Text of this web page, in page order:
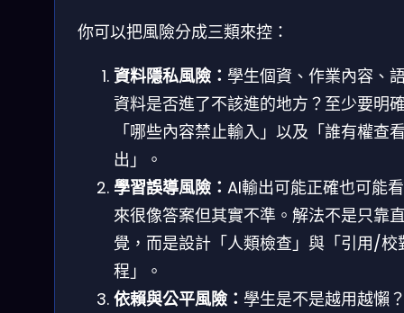
你可以把風險分成三類來控：
資料隱私風險： 學生個資、作業內容、
資料是否進了不該進的地方？至少要明
「哪些內容禁止輸入」以及「誰有權查
出」。
學習誤導風險： AI輸出可能正確也可能
來很像答案但其實不準。解法不是只靠
覺，而是設計「人類檢查」與「引用/校
程」。
依賴與公平風險： 學生是不是越用越懶